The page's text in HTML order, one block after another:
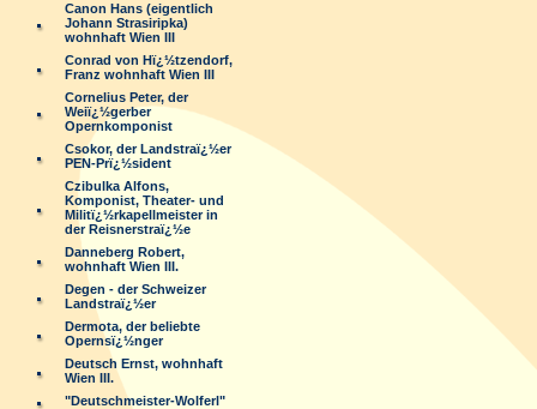
Canon Hans (eigentlich
Johann Strasiripka)
wohnhaft Wien III
Conrad von Hï¿½tzendorf,
Franz wohnhaft Wien III
Cornelius Peter, der
Weiï¿½gerber
Opernkomponist
Csokor, der Landstraï¿½er
PEN-Prï¿½sident
Czibulka Alfons,
Komponist, Theater- und
Militï¿½rkapellmeister in
der Reisnerstraï¿½e
Danneberg Robert,
wohnhaft Wien III.
Degen - der Schweizer
Landstraï¿½er
Dermota, der beliebte
Opernsï¿½nger
Deutsch Ernst, wohnhaft
Wien III.
"Deutschmeister-Wolferl"